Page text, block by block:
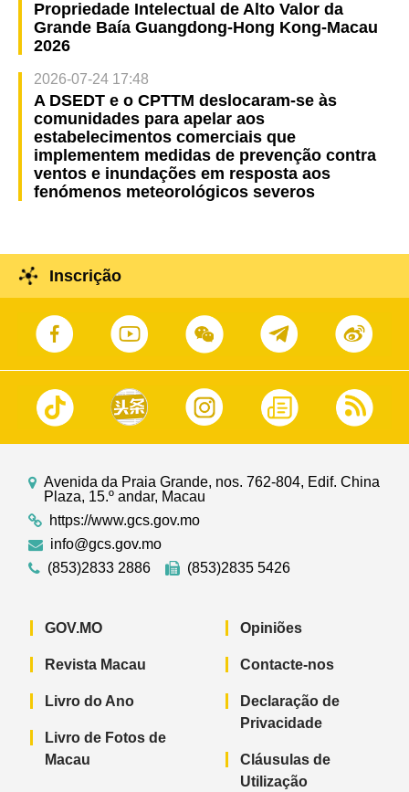
Propriedade Intelectual de Alto Valor da
Grande Baía Guangdong-Hong Kong-Macau
2026
2026-07-24 17:48
A DSEDT e o CPTTM deslocaram-se às
comunidades para apelar aos
estabelecimentos comerciais que
implementem medidas de prevenção contra
ventos e inundações em resposta aos
fenómenos meteorológicos severos
Inscrição
Avenida da Praia Grande, nos. 762-804, Edif. China
Plaza, 15.º andar, Macau
https://www.gcs.gov.mo
info@gcs.gov.mo
(853)2833 2886
(853)2835 5426
GOV.MO
Revista Macau
Livro do Ano
Livro de Fotos de
Macau
Opiniões
Contacte-nos
Declaração de
Privacidade
Cláusulas de
Utilização